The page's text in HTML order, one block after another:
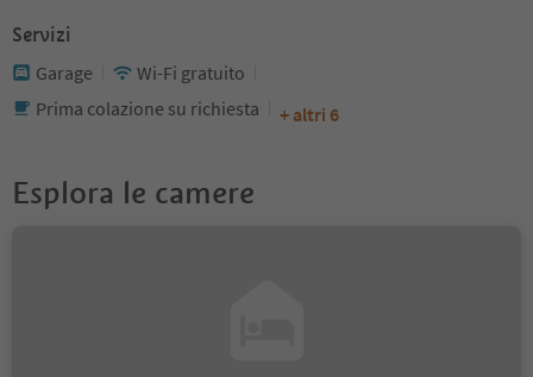
Servizi
Garage
Wi-Fi gratuito
Prima colazione su richiesta
+ altri 6
Esplora le camere